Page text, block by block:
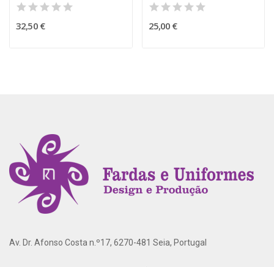
32,50 € 25,00 €
Av. Dr. Afonso Costa n.º17, 6270-481 Seia, Portugal